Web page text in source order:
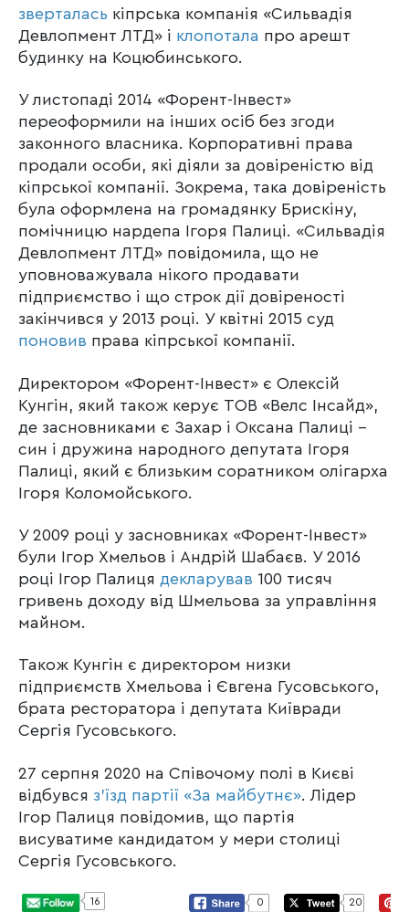
зверталась кіпрська компанія «Сильвадія
Девлопмент ЛТД» і клопотала про арешт
будинку на Коцюбинського.
У листопаді 2014 «Форент-Інвест»
переоформили на інших осіб без згоди
законного власника. Корпоративні права
продали особи, які діяли за довіреністю від
кіпрської компанії. Зокрема, така довіреність
була оформлена на громадянку Брискіну,
помічницю нардепа Ігоря Палиці. «Сильвадія
Девлопмент ЛТД» повідомила, що не
уповноважувала нікого продавати
підприємство і що строк дії довіреності
закінчився у 2013 році. У квітні 2015 суд
поновив права кіпрської компанії.
Директором «Форент-Інвест» є Олексій
Кунгін, який також керує ТОВ «Велс Інсайд»,
де засновниками є Захар і Оксана Палиці –
син і дружина народного депутата Ігоря
Палиці, який є близьким соратником олігарха
Ігоря Коломойського.
У 2009 році у засновниках «Форент-Інвест»
були Ігор Хмельов і Андрій Шабаєв. У 2016
році Ігор Палиця декларував 100 тисяч
гривень доходу від Шмельова за управління
майном.
Також Кунгін є директором низки
підприємств Хмельова і Євгена Гусовського,
брата ресторатора і депутата Київради
Сергія Гусовського.
27 серпня 2020 на Співочому полі в Києві
відбувся з’їзд партії «За майбутнє». Лідер
Ігор Палиця повідомив, що партія
висуватиме кандидатом у мери столиці
Сергія Гусовського.
16 0 20